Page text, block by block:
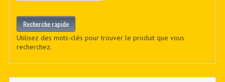
Utilisez des mots-clés pour trouver le produit que vous
recherchez.